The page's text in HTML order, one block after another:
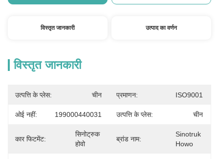
विस्तृत जानकारी उत्पाद का वर्णन
विस्तृत जानकारी
उत्पत्ति के प्लेस: चीन प्रमाणन: ISO9001
ओई नहीं: 199000440031 उत्पत्ति के प्लेस: चीन
कार फिटमेंट:
सिनोट्रुक
होवो
ब्रांड नाम:
Sinotruk
Howo